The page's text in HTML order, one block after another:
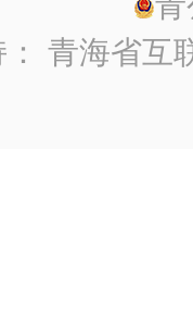
：青海省互